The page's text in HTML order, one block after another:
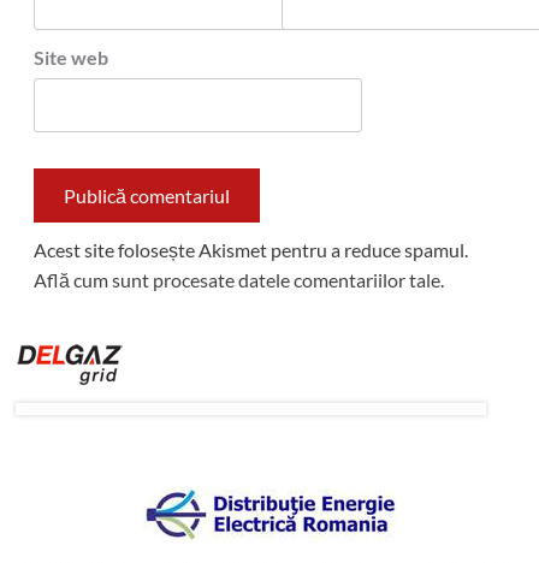
Site web
Acest site folosește Akismet pentru a reduce spamul.
Află cum sunt procesate datele comentariilor tale.